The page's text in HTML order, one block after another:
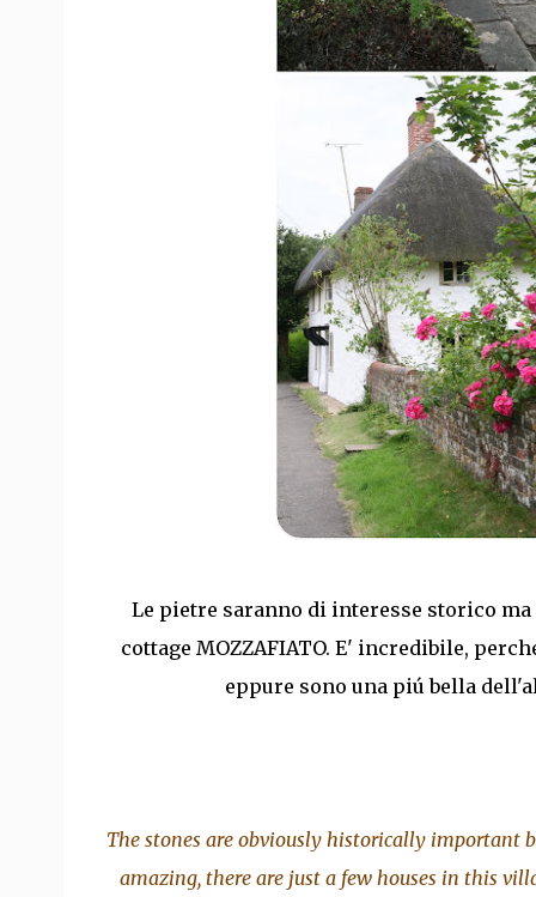
Le pietre saranno di interesse storico
cottage MOZZAFIATO. E' incredibile,
eppure sono una piú bella
The stones are obviously historically important
amazing, there are just a few houses in this